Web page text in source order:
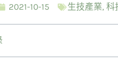
2021-10-15 生技產業, 科